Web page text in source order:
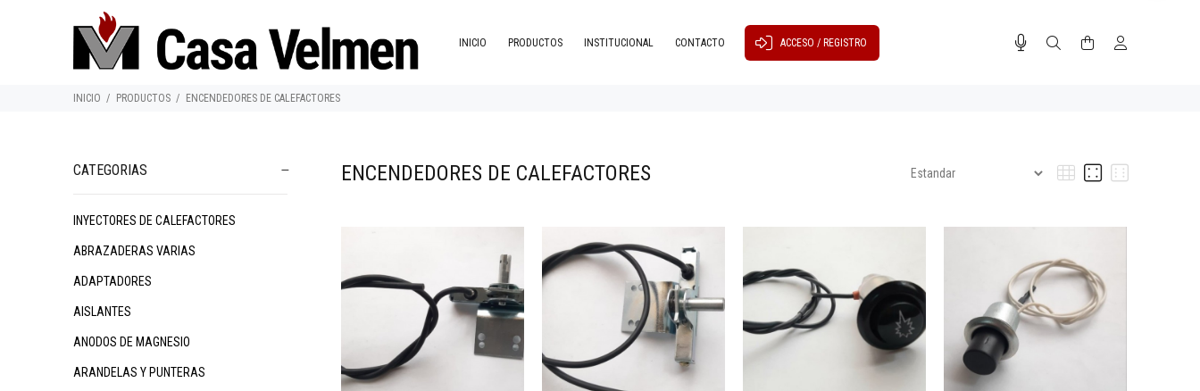
INICIO PRODUCTOS INSTITUCIONAL CONTACTO ACCESO / REGISTRO
INICIO PRODUCTOS ENCENDEDORES DE CALEFACTORES
CATEGORIAS
INYECTORES DE CALEFACTORES
ABRAZADERAS VARIAS
ADAPTADORES
AISLANTES
ANODOS DE MAGNESIO
ARANDELAS Y PUNTERAS
ENCENDEDORES DE CALEFACTORES